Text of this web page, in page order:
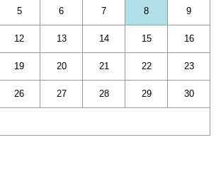
5 6 7 8 9
12 13 14 15 16
19 20 21 22 23
26 27 28 29 30